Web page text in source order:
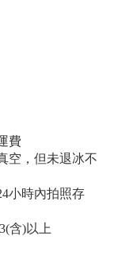
費
空，但未退冰不
小時內拍照存
含)以上